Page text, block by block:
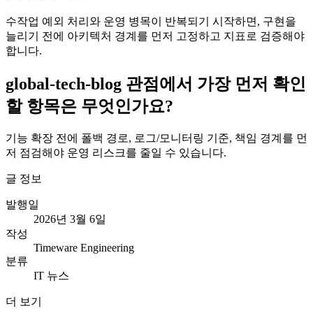
수작업 예외 처리와 운영 병목이 반복되기 시작하면, 구현을
늘리기 전에 아키텍처 경계를 먼저 고정하고 지표로 검증해야
합니다.
global-tech-blog 관점에서 가장 먼저 확인
할 항목은 무엇인가요?
기능 확장 전에 폴백 경로, 로그/모니터링 기준, 책임 경계를 먼
저 점검해야 운영 리스크를 줄일 수 있습니다.
글 정보
발행일
2026년 3월 6일
작성
Timeware Engineering
분류
IT 뉴스
더 보기